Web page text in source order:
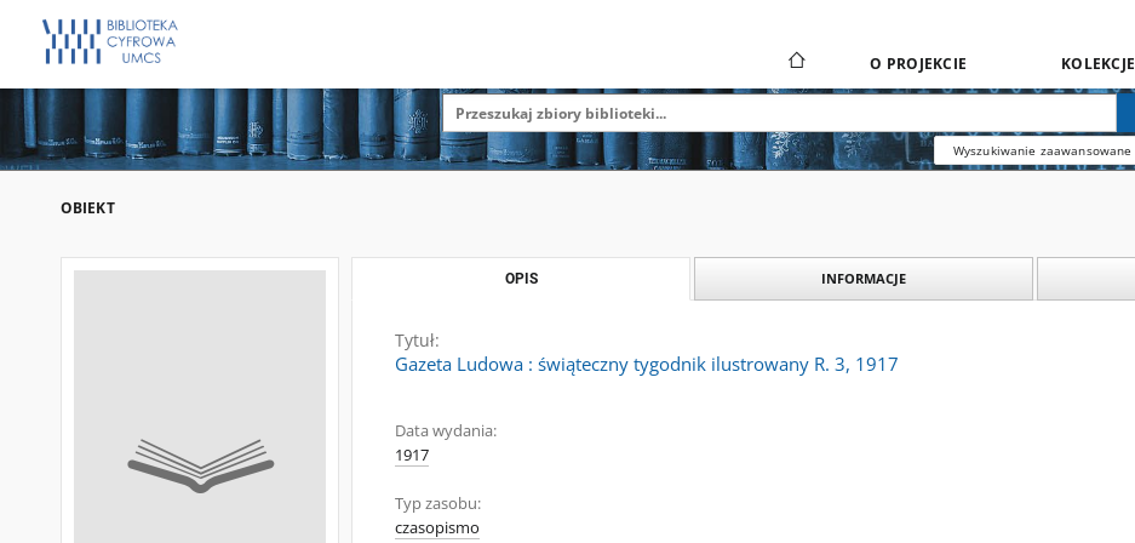
O PROJEKCIE KOLEKCJE
Wyszukiwanie zaawansowane
OBIEKT
OPIS INFORMACJE
Tytuł:
Gazeta Ludowa : świąteczny tygodnik ilustrowany R. 3, 1917
Data wydania:
1917
Typ zasobu:
czasopismo